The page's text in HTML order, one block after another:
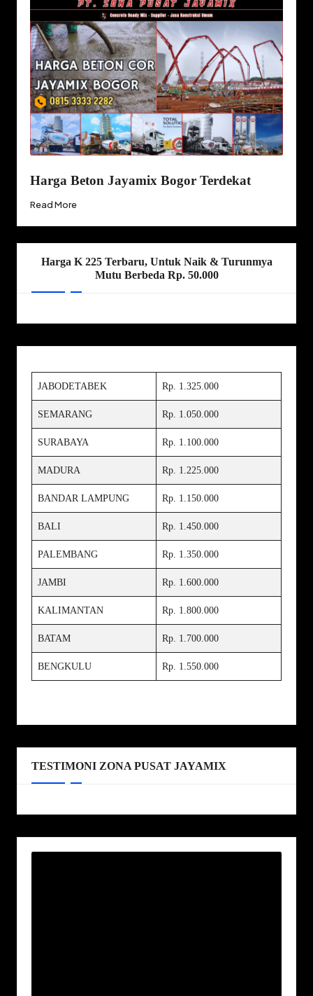
Harga Beton Jayamix Bogor Terdekat
Read More
Harga K 225 Terbaru, Untuk Naik & Turunmya
Mutu Berbeda Rp. 50.000
JABODETABEK Rp. 1.325.000
SEMARANG Rp. 1.050.000
SURABAYA Rp. 1.100.000
MADURA Rp. 1.225.000
BANDAR LAMPUNG Rp. 1.150.000
BALI Rp. 1.450.000
PALEMBANG Rp. 1.350.000
JAMBI Rp. 1.600.000
KALIMANTAN Rp. 1.800.000
BATAM Rp. 1.700.000
BENGKULU Rp. 1.550.000
TESTIMONI ZONA PUSAT JAYAMIX